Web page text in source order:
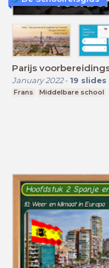
Parijs
January 2022- 19 slides
Frans Middelbare school